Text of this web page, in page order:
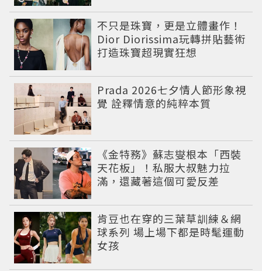
不只是珠寶，更是立體畫作！
Dior Diorissima玩轉拼貼藝術
打造珠寶超現實狂想
Prada 2026七夕情人節形象視
覺 詮釋情意的純粹本質
《金特務》蘇志燮根本「西裝
天花板」！私服大叔魅力拉
滿，還藏著這個可愛反差
肯豆也在穿的三葉草訓練＆網
球系列 場上場下都是時髦運動
女孩